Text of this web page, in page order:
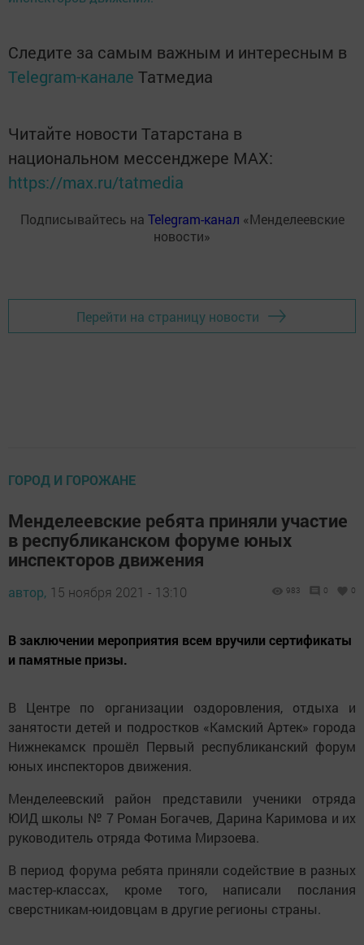
Следите за самым важным и интересным в
Telegram-канале Татмедиа
Читайте новости Татарстана в
национальном мессенджере MАХ:
https://max.ru/tatmedia
Подписывайтесь на Telegram-канал «Менделеевские
новости»
Перейти на страницу новости
ГОРОД И ГОРОЖАНЕ
Менделеевские ребята приняли участие
в республиканском форуме юных
инспекторов движения
автор, 15 ноября 2021 - 13:10 983 0 0
В заключении мероприятия всем вручили сертификаты
и памятные призы.
В Центре по организации оздоровления, отдыха и
занятости детей и подростков «Камский Артек» города
Нижнекамск прошёл Первый республиканский форум
юных инспекторов движения.
Менделеевский район представили ученики отряда
ЮИД школы № 7 Роман Богачев, Дарина Каримова и их
руководитель отряда Фотима Мирзоева.
В период форума ребята приняли содействие в разных
мастер-классах, кроме того, написали послания
сверстникам-юидовцам в другие регионы страны.